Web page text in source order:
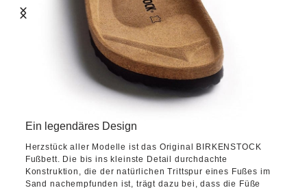
Ein legendäres Design
Herzstück aller Modelle ist das Original BIRKENSTOCK
Fußbett. Die bis ins kleinste Detail durchdachte
Konstruktion, die der natürlichen Trittspur eines Fußes im
Sand nachempfunden ist, trägt dazu bei, dass die Füße